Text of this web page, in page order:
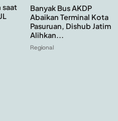
saat
Banyak Bus AKDP
Abaikan Terminal Kota
Pasuruan, Dishub Jatim
Alihkan...
Regional